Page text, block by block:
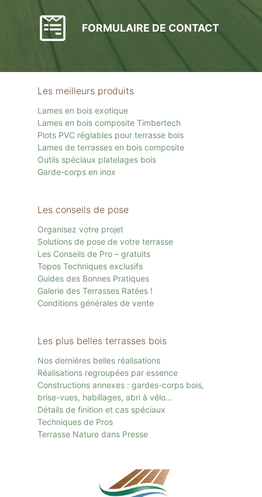
FORMULAIRE DE CONTACT
Les meilleurs produits
Lames en bois exotique
Lames en bois composite Timbertech
Plots PVC réglables pour terrasse bois
Lames de terrasses en bois composite
Outils spéciaux platelages bois
Garde-corps en inox
Les conseils de pose
Organisez votre projet
Solutions de pose de votre terrasse
Les Conseils de Pro – gratuits
Topos Techniques exclusifs
Guides des Bonnes Pratiques
Galerie des Terrasses Ratées !
Conditions générales de vente
Les plus belles terrasses bois
Nos dernières belles réalisations
Réalisations regroupées par essence
Constructions annexes : gardes-corps bois,
brise-vues, habillages, abri à vélo…
Détails de finition et cas spéciaux
Techniques de Pros
Terrasse Nature dans Presse